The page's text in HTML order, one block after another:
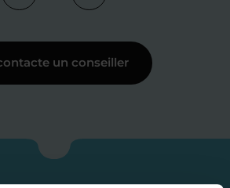
un conseiller